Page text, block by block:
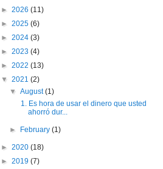
► 2026 (11)
► 2025 (6)
► 2024 (3)
► 2023 (4)
► 2022 (13)
▼ 2021 (2)
▼August(1)
1. Es hora de usar el dinero que usted
ahorró dur...
► February(1)
► 2020 (18)
► 2019 (7)